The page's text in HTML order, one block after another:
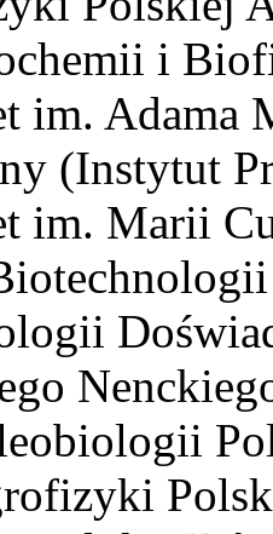
i
im. Adama
(Instytut
im. Marii